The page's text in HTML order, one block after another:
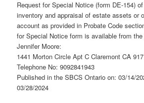
Request for Special Notice (form DE-154)
inventory and appraisal of estate assets or
account as provided in Probate Code
for Special Notice form is available from
Jennifer Moore:
1441 Morton Circle Apt C Claremont CA
Telephone No: 9092841943
Published in the SBCS Ontario on: 03/14/
03/28/2024